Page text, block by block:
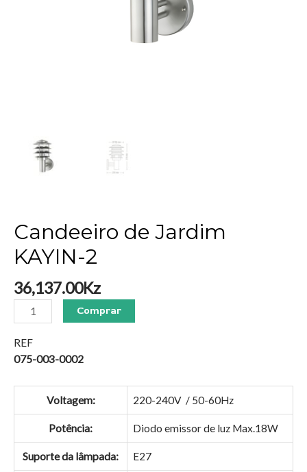
Candeeiro de Jardim
KAYIN-2
36,137.00Kz
Comprar
REF
075-003-0002
Voltagem: 220-240V / 50-60Hz
Potência: Diodo emissor de luz Max.18W
Suporte da lâmpada: E27